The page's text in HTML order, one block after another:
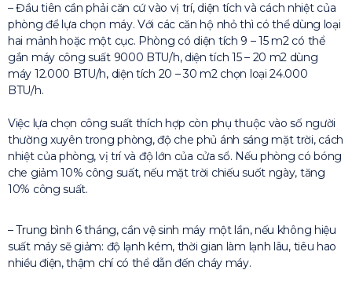
– Đầu tiên cần phải căn cứ vào vị trí, diện tích và cách nhiệt của
phòng để lựa chọn máy. Với các căn hộ nhỏ thì có thể dùng loại
hai mảnh hoặc một cục. Phòng có diện tích 9 – 15 m2 có thể
gắn máy công suất 9000 BTU/h, diện tích 15 – 20 m2 dùng
máy 12.000 BTU/h, diện tích 20 – 30 m2 chọn loại 24.000
BTU/h.
Việc lựa chọn công suất thích hợp còn phụ thuộc vào số người
thường xuyên trong phòng, độ che phủ ánh sáng mặt trời, cách
nhiệt của phòng, vị trí và độ lớn của cửa sổ. Nếu phòng có bóng
che giảm 10% công suất, nếu mặt trời chiếu suốt ngày, tăng
10% công suất.
– Trung bình 6 tháng, cần vệ sinh máy một lần, nếu không hiệu
suất máy sẽ giảm: độ lạnh kém, thời gian làm lạnh lâu, tiêu hao
nhiều điện, thậm chí có thể dẫn đến cháy máy.